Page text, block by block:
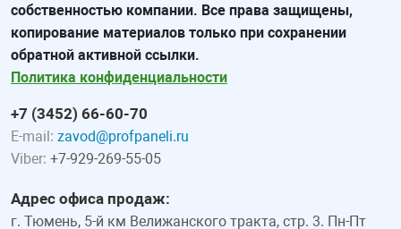
собственностью компании. Все права защищены,
копирование материалов только при сохранении
обратной активной ссылки.
Политика конфиденциальности
+7 (3452) 66-60-70
E-mail: zavod@profpaneli.ru
Viber: +7-929-269-55-05
Адрес офиса продаж:
г. Тюмень, 5-й км Велижанского тракта, стр. 3. Пн-Пт